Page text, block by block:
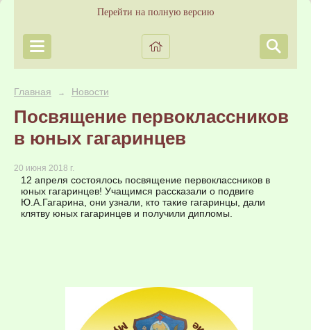
Перейти на полную версию
Главная → Новости
Посвящение первоклассников
в юных гагаринцев
20 июня 2018 г.
12 апреля состоялось посвящение первоклассников в
юных гагаринцев! Учащимся рассказали о подвиге
Ю.А.Гагарина, они узнали, кто такие гагаринцы, дали
клятву юных гагаринцев и получили дипломы.